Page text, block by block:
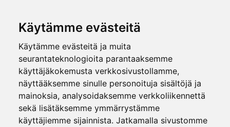
Käytämme evästeitä
Käytämme evästeitä ja muita
seurantateknologioita parantaaksemme
käyttäjäkokemusta verkkosivustollamme,
näyttääksemme sinulle personoituja sisältöjä ja
mainoksia, analysoidaksemme verkkoliikennettä
sekä lisätäksemme ymmärrystämme
käyttäjiemme sijainnista. Jatkamalla sivustomme